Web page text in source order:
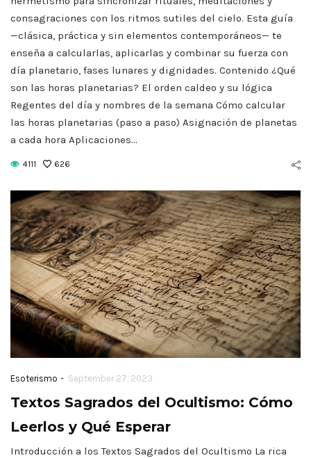
Textos Sagrados del
Ocultismo: Cómo
Leerlos y Qué Esperar
CONTINUE READING
consagraciones con los ritmos sutiles del cielo. Esta guía
—clásica, práctica y sin elementos contemporáneos— te
enseña a calcularlas, aplicarlas y combinar su fuerza con
día planetario, fases lunares y dignidades. Contenido ¿Qué
son las horas planetarias? El orden caldeo y su lógica
Regentes del día y nombres de la semana Cómo calcular
las horas planetarias (paso a paso) Asignación de planetas
a cada hora Aplicaciones…
4111 626
Esoterismo - September 27, 2023
Textos Sagrados del Ocultismo: Cómo
Leerlos y Qué Esperar
Introducción a los Textos Sagrados del Ocultismo La rica